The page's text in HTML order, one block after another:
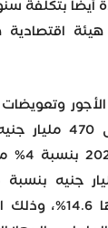
اقتصادية
60 مليار جنيه لتصل
المالية
المحلي بنسبة نمو